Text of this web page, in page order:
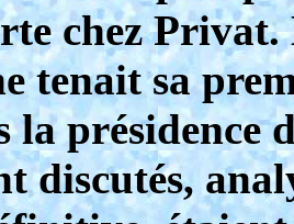
chez
tenait sa
la présidence
discutés,